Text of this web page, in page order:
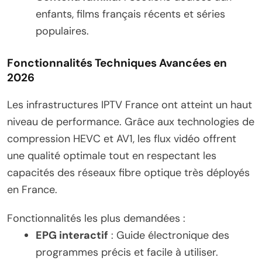
enfants, films français récents et séries
populaires.
Fonctionnalités Techniques Avancées en
2026
Les infrastructures IPTV France ont atteint un haut
niveau de performance. Grâce aux technologies de
compression HEVC et AV1, les flux vidéo offrent
une qualité optimale tout en respectant les
capacités des réseaux fibre optique très déployés
en France.
Fonctionnalités les plus demandées :
EPG interactif : Guide électronique des
programmes précis et facile à utiliser.